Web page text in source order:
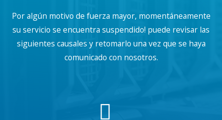
Por algún motivo de fuerza mayor, momentáneamente
su servicio se encuentra suspendido! puede revisar las
siguientes causales y retomarlo una vez que se haya
comunicado con nosotros.